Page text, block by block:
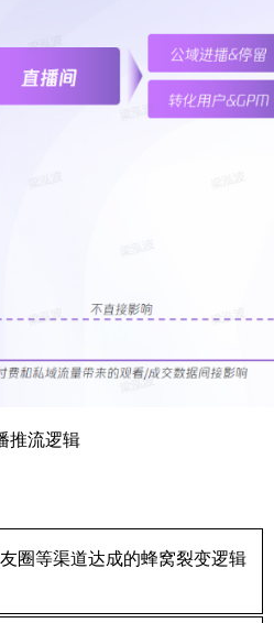
推流逻辑
圈等渠道达成的蜂窝裂变逻辑